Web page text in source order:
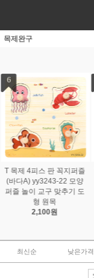
목제완구
7
T 목제 4피스 판 꼭지퍼즐
(동물D) yy3243-15 모양
퍼즐 놀이 교구 맞추기 도
형 원목
2,100원
최신순 낮은가격